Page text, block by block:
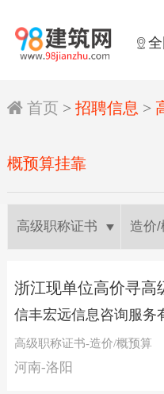
全
 首页 > 招聘信息 >
概预算挂靠
浙江现单位高价寻高
信丰宏远信息咨询服务
高级职称证书-造价/概预算
河南-洛阳